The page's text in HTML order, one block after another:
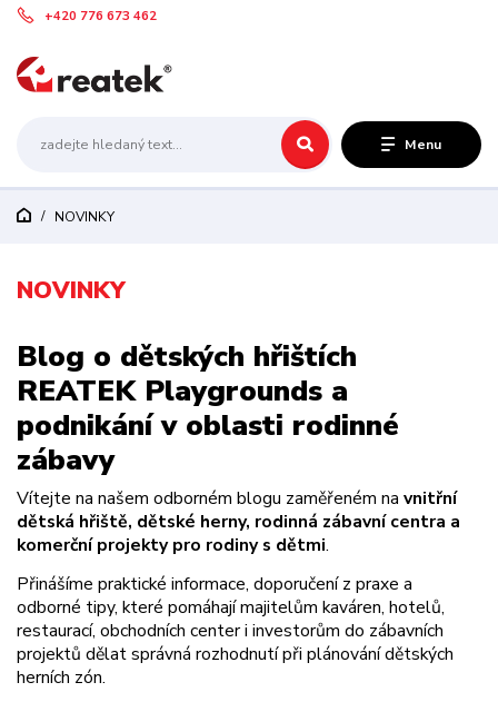
Menu
+420 776 673 462
NOVINKY
NOVINKY
Blog o dětských hřištích
REATEK Playgrounds a
podnikání v oblasti rodinné
zábavy
Vítejte na našem odborném blogu zaměřeném na vnitřní
dětská hřiště, dětské herny, rodinná zábavní centra a
komerční projekty pro rodiny s dětmi.
Přinášíme praktické informace, doporučení z praxe a
odborné tipy, které pomáhají majitelům kaváren, hotelů,
restaurací, obchodních center i investorům do zábavních
projektů dělat správná rozhodnutí při plánování dětských
herních zón.